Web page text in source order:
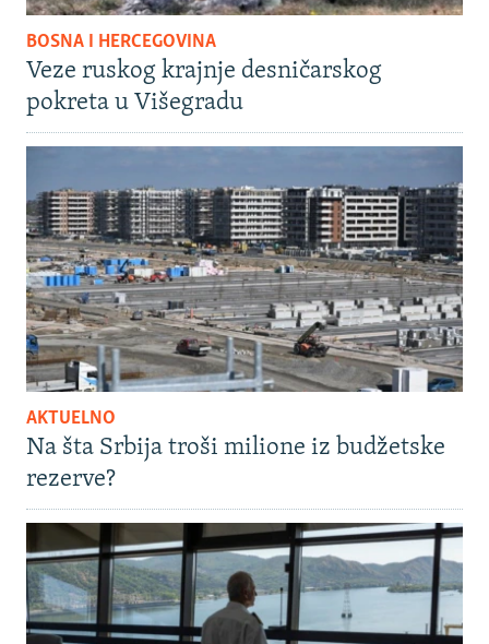
BOSNA I HERCEGOVINA
Veze ruskog krajnje desničarskog
pokreta u Višegradu
AKTUELNO
Na šta Srbija troši milione iz budžetske
rezerve?